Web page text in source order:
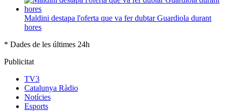
Maldini destapa l'oferta que va fer dubtar Guardiola durant
hores
* Dades de les últimes 24h
Publicitat
TV3
Catalunya Ràdio
Notícies
Esports